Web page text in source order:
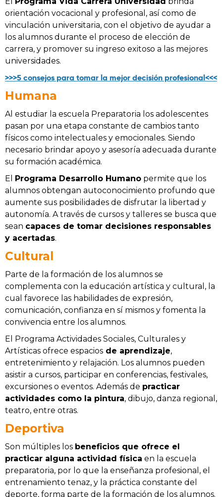
orientación vocacional y profesional, así como de
vinculación universitaria, con el objetivo de ayudar a
los alumnos durante el proceso de elección de
carrera, y promover su ingreso exitoso a las mejores
universidades.
>>>5 consejos para tomar la mejor decisión profesional<<<
Humana
Al estudiar la escuela Preparatoria los adolescentes
pasan por una etapa constante de cambios tanto
físicos como intelectuales y emocionales. Siendo
necesario brindar apoyo y asesoría adecuada durante
su formación académica.
El Programa Desarrollo Humano permite que los
alumnos obtengan autoconocimiento profundo que
aumente sus posibilidades de disfrutar la libertad y
autonomía. A través de cursos y talleres se busca que
sean capaces de tomar decisiones responsables
y acertadas.
Cultural
Parte de la formación de los alumnos se
complementa con la educación artística y cultural, la
cual favorece las habilidades de expresión,
comunicación, confianza en sí mismos y fomenta la
convivencia entre los alumnos.
El Programa Actividades Sociales, Culturales y
Artísticas ofrece espacios de aprendizaje,
entretenimiento y relajación. Los alumnos pueden
asistir a cursos, participar en conferencias, festivales,
excursiones o eventos. Además de practicar
actividades como la pintura, dibujo, danza regional,
teatro, entre otras.
Deportiva
Son múltiples los beneficios que ofrece el
practicar alguna actividad física en la escuela
preparatoria, por lo que la enseñanza profesional, el
entrenamiento tenaz, y la práctica constante del
deporte, forma parte de la formación de los alumnos.